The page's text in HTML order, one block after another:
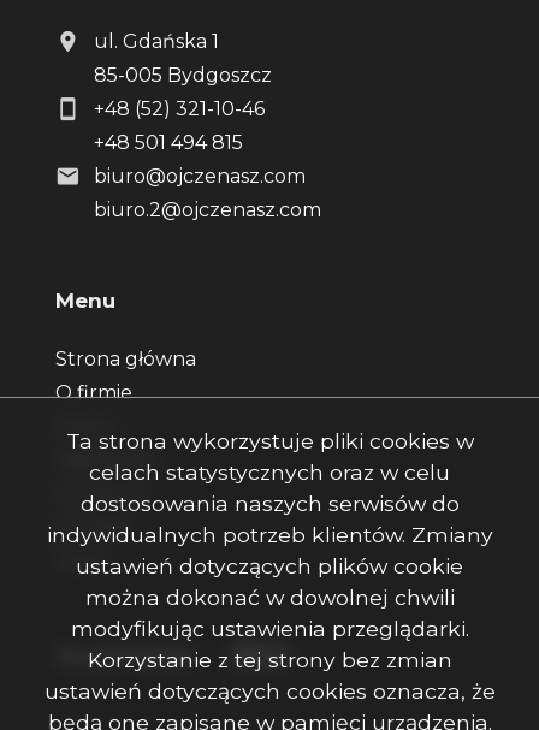
ul. Gdańska 1
85-005 Bydgoszcz
+48 (52) 321-10-46
+48 501 494 815
biuro@ojczenasz.com
biuro.2@ojczenasz.com
Menu
Strona główna
O firmie
Zgłoszenia
Ulubione
Kontakt
Rodo
Social Media Facebook
Facebook
Facebook
Ta strona wykorzystuje pliki cookies w
celach statystycznych oraz w celu
dostosowania naszych serwisów do
indywidualnych potrzeb klientów. Zmiany
ustawień dotyczących plików cookie
można dokonać w dowolnej chwili
modyfikując ustawienia przeglądarki.
Korzystanie z tej strony bez zmian
ustawień dotyczących cookies oznacza, że
będą one zapisane w pamięci urządzenia.